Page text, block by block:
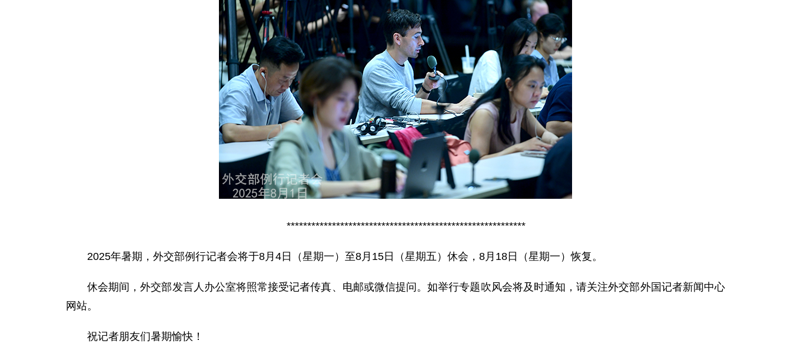
**********************************************************
2025年暑期，外交部例行记者会将于8月4日（星期一）至8月15日（星期五）休会，8月18日（星期一）恢复。
休会期间，外交部发言人办公室将照常接受记者传真、电邮或微信提问。如举行专题吹风会将及时通知，请关注外交部外国记者新闻中心
网站。
祝记者朋友们暑期愉快！